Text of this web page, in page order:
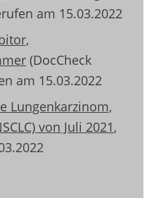
am 15.03.2022
(DocCheck
am 15.03.2022
Lungenkarzinom,
von Juli 2021,